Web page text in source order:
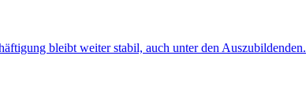
bleibt weiter stabil, auch unter den Auszubildenden.